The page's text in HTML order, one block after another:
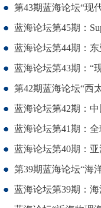
蓝海论坛第43期：“
蓝海论坛第40期：